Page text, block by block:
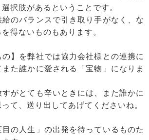
択肢があるということです。
給のバランスで引き取り手がなく、な
得ないものもあります。
】を弊社では協力会社様との連携に
た誰かに愛される「宝物」になりま
がとても辛いときには、また誰かに
て、送り出してあげてくださいね。
の人生」の出発を待っているものた